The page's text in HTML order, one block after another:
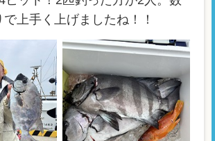
上手く上げましたね！！